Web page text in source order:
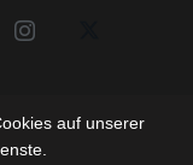
auf unserer